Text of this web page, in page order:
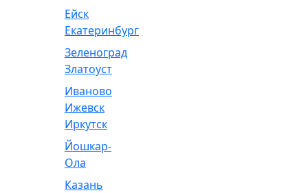
Ейск
Екатеринбург
Зеленоград
Златоуст
Иваново
Ижевск
Иркутск
Йошкар-
Ола
Казань